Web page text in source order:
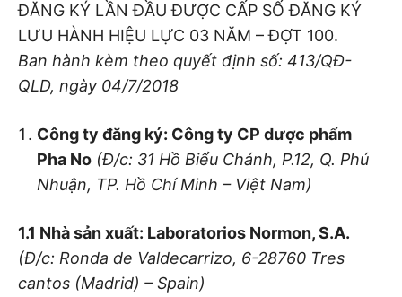
ĐĂNG KÝ LẦN ĐẦU ĐƯỢC CẤP SỐ ĐĂNG KÝ
LƯU HÀNH HIỆU LỰC 03 NĂM – ĐỢT 100.
Ban hành kèm theo quyết định số: 413/QĐ-
QLD, ngày 04/7/2018
Công ty đăng ký: Công ty CP dược phẩm
Pha No (Đ/c: 31 Hồ Biểu Chánh, P.12, Q. Phú
Nhuận, TP. Hồ ChíMinh – Việt Nam)
1.1 Nhà sản xuất: Laboratorios Normon, S.A.
(Đ/c: Ronda de Valdecarrizo, 6-28760 Tres
cantos (Madrid) – Spain)